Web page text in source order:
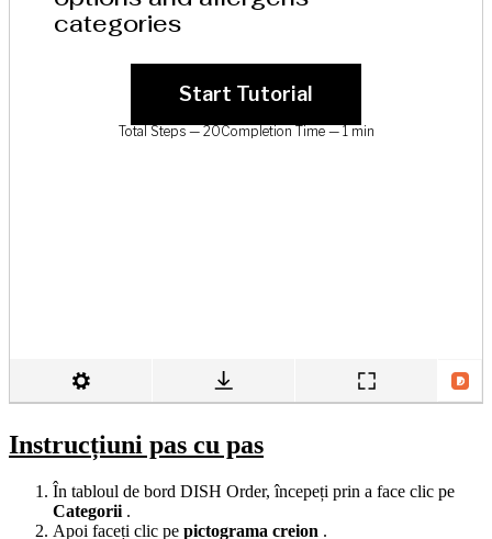
Instrucțiuni pas cu pas
În tabloul de bord DISH Order, începeți prin a face clic pe
Categorii .
Apoi faceți clic pe pictograma creion .